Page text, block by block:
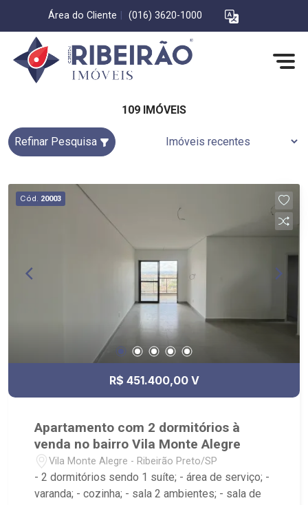
Área do Cliente (016) 3620-1000
109 IMÓVEIS
Refinar Pesquisa
Cód. 20003
R$ 451.400,00 V
Apartamento com 2 dormitórios à
venda no bairro Vila Monte Alegre
Vila Monte Alegre - Ribeirão Preto/SP
- 2 dormitórios sendo 1 suíte; - área de serviço; -
varanda; - cozinha; - sala 2 ambientes; - sala de